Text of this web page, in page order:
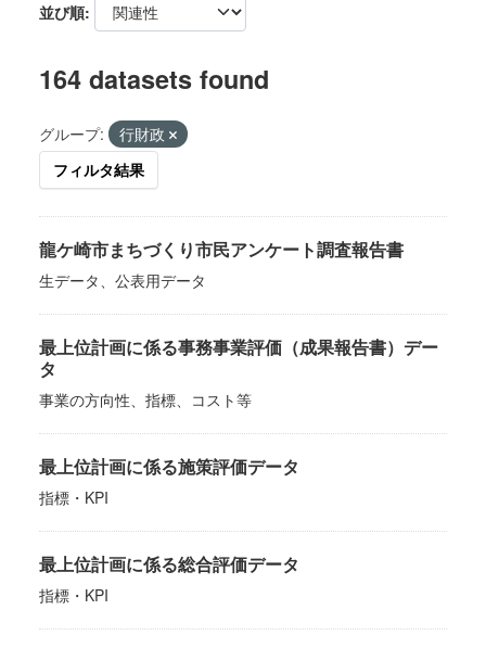
並び順
164 datasets found
グループ:
行財政
フィルタ結果
龍ケ崎市まちづくり市民アンケート調査報告書
生データ、公表用データ
最上位計画に係る事務事業評価（成果報告書）デー
タ
事業の方向性、指標、コスト等
最上位計画に係る施策評価データ
指標・KPI
最上位計画に係る総合評価データ
指標・KPI